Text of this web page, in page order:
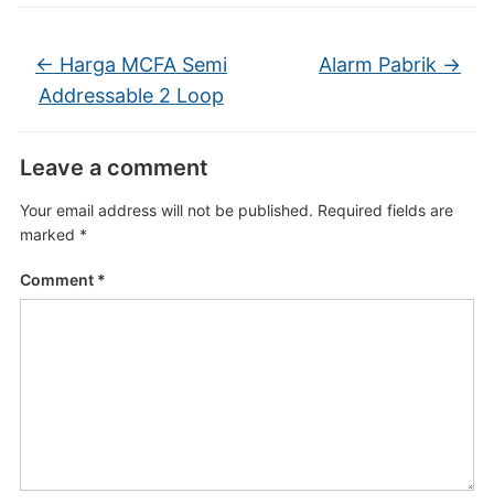
← Harga MCFA Semi
Addressable 2 Loop
Alarm Pabrik →
Leave a comment
Your email address will not be published. Required fields are
marked *
Comment *